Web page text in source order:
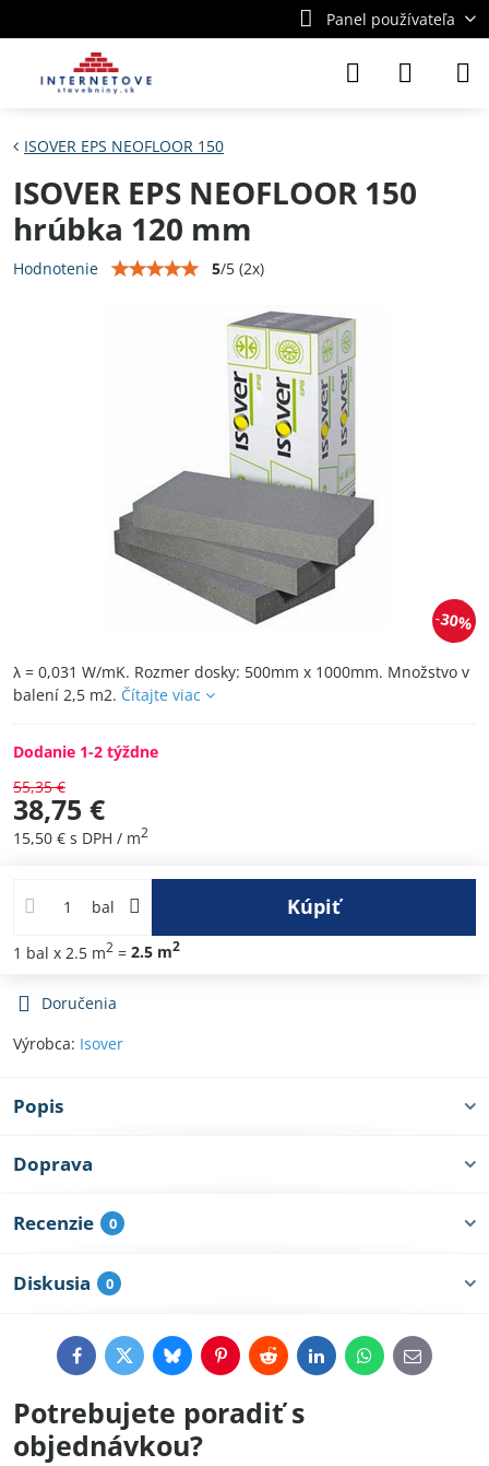
Panel používateľa
30%
ISOVER EPS NEOFLOOR 150
ISOVER EPS NEOFLOOR 150
hrúbka 120 mm
Hodnotenie 5/5 (2x)
λ = 0,031 W/mK. Rozmer dosky: 500mm x 1000mm. Množstvo v
balení 2,5 m2. Čítajte viac
Dodanie 1-2 týždne
55,35 €
38,75 €
15,50 € s DPH / m2
bal Kúpiť
1 bal x 2.5 m2 = 2.5 m2
Doručenia
Výrobca: Isover
Popis
Doprava
Recenzie 0
Diskusia 0
FacebookTwitterBlueskyPinterestRedditLinkedInWhatsApp
E-
mail
Potrebujete poradiť s
objednávkou?